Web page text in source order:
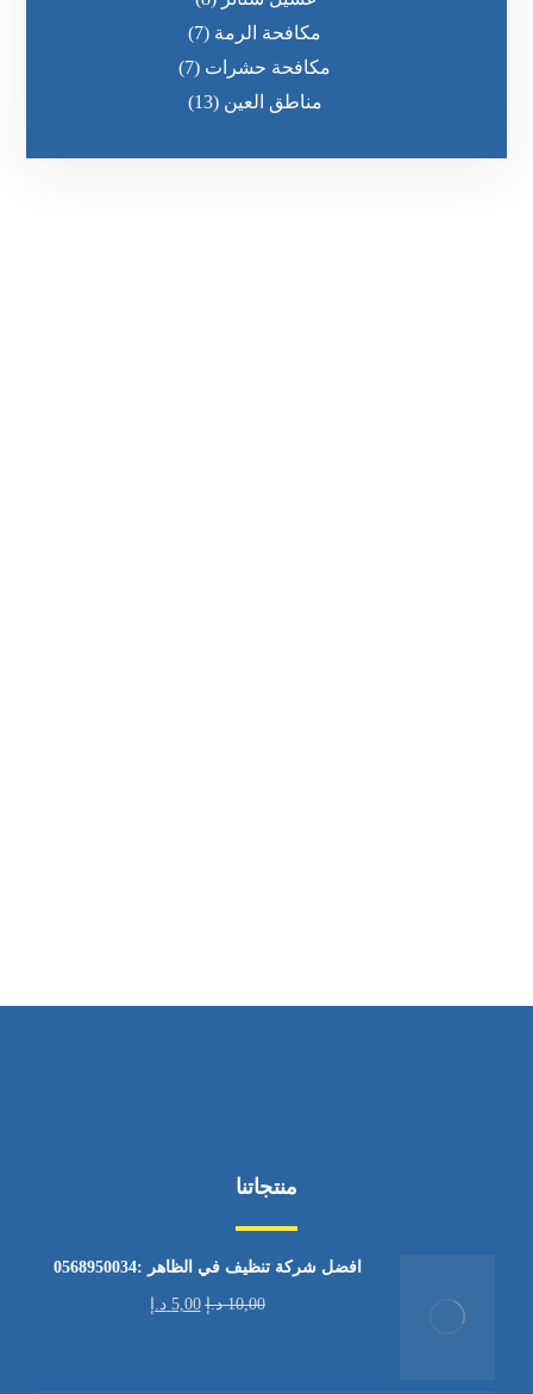
مكافحة الرمة (7)
مكافحة حشرات (7)
مناطق العين (13)
منتجاتنا
افضل شركة تنظيف في الظاهر :0568950034
10,00 د.إ 5,00 د.إ